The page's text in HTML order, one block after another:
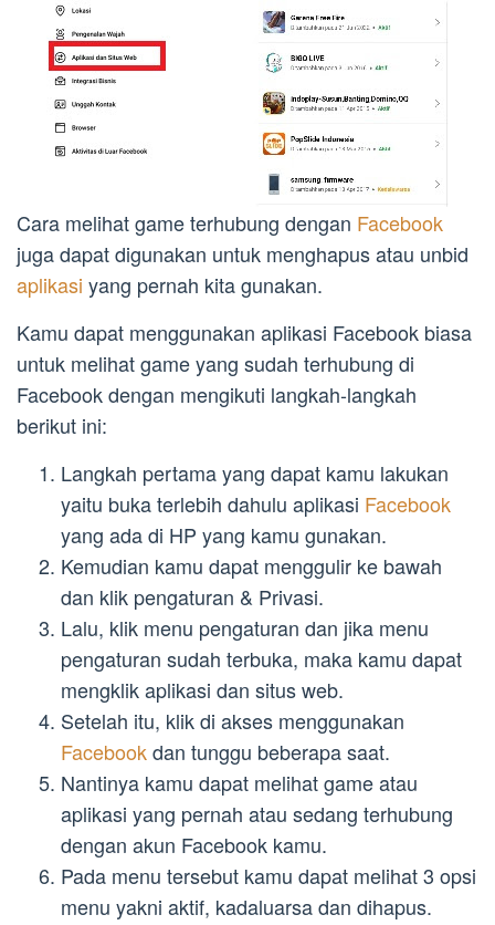
Cara melihat game terhubung dengan Facebook
juga dapat digunakan untuk menghapus atau unbid
aplikasi yang pernah kita gunakan.
Kamu dapat menggunakan aplikasi Facebook biasa
untuk melihat game yang sudah terhubung di
Facebook dengan mengikuti langkah-langkah
berikut ini:
Langkah pertama yang dapat kamu lakukan
yaitu buka terlebih dahulu aplikasi Facebook
yang ada di HP yang kamu gunakan.
Kemudian kamu dapat menggulir ke bawah
dan klik pengaturan & Privasi.
Lalu, klik menu pengaturan dan jika menu
pengaturan sudah terbuka, maka kamu dapat
mengklik aplikasi dan situs web.
Setelah itu, klik di akses menggunakan
Facebookdan tunggu beberapa saat.
Nantinya kamu dapat melihat game atau
aplikasi yang pernah atau sedang terhubung
dengan akun Facebook kamu.
Pada menu tersebut kamu dapat melihat 3 opsi
menu yakni aktif, kadaluarsa dan dihapus.